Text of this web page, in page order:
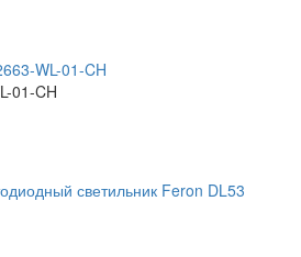
WL-01-CH
01-CH
светильник Feron DL53